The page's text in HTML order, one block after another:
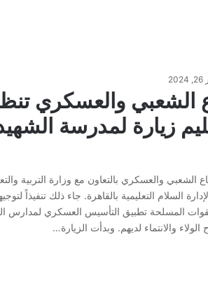
الشعبي والعسكري
زيارة لمدرسة
الشعبي والعسكري بالتعاون مع وزارة التربية
السلام التعليمية بالقاهرة. جاء ذلك تنفيذاً
المسلحة تطبيق التأسيس العسكري لمدارس
والانتماء لديهم. وبدأت الزيارة…